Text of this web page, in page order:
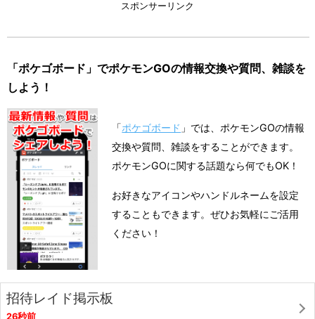
スポンサーリンク
「ポケゴボード」でポケモンGOの情報交換や質問、雑談を
しよう！
「ポケゴボード 」では、ポケモンGOの情報
交換や質問、雑談をすることができます。
ポケモンGOに関する話題なら何でもOK！
お好きなアイコンやハンドルネームを設定
することもできます。ぜひお気軽にご活用
ください！
招待レイド掲示板
26秒前